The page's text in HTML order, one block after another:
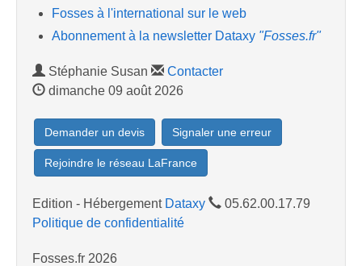
Fosses à l'international sur le web
Abonnement à la newsletter Dataxy "Fosses.fr"
Stéphanie Susan
Contacter
dimanche 09 août 2026
Demander un devis Signaler une erreur
Rejoindre le réseau LaFrance
Edition - Hébergement Dataxy
05.62.00.17.79
Politique de confidentialité
Fosses.fr 2026